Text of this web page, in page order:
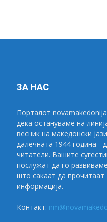
ЗА НАС
Порталот
дека остануваме на
весник на македонски
далечната 1944 година -
читатели. Вашите
послужат да го
што сакаат да
информација.
Контакт: